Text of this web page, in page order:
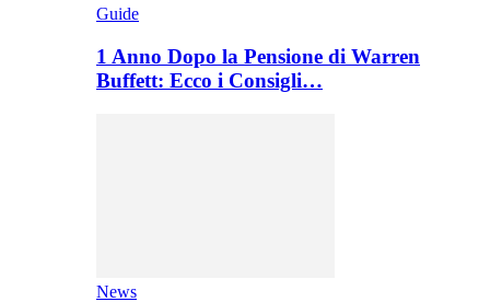
Guide
1 Anno Dopo la Pensione di Warren
Buffett: Ecco i Consigli…
News